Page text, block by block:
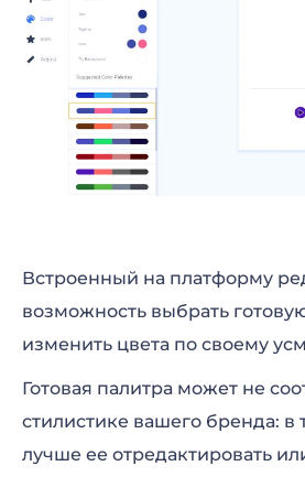
Встроенный на платформу
возможность выбрать
изменить цвета по своему
Готовая палитра может не
стилистике вашего бренда: в
лучше ее отредактировать